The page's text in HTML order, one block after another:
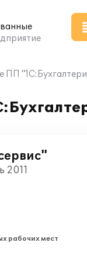
ПП
2011
рабочих мест